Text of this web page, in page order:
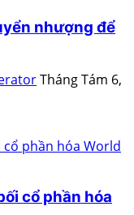
nhượng để
Tháng Tám 6,
cổ phần hóa